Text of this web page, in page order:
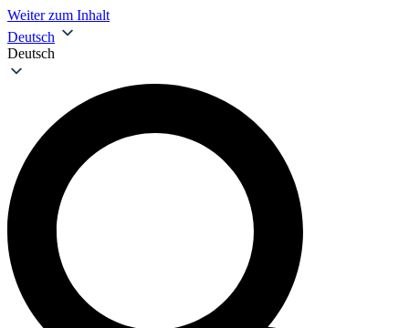
Weiter zum Inhalt
Deutsch
Deutsch